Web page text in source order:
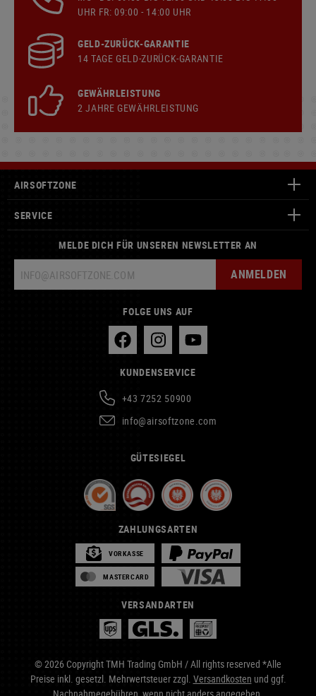
UHR FR: 09:00 - 14:00 UHR
GELD-ZURÜCK-GARANTIE
14 TAGE GELD-ZURÜCK-GARANTIE
GEWÄHRLEISTUNG
2 JAHRE GEWÄHRLEISTUNG
AIRSOFTZONE
SERVICE
MELDE DICH FÜR UNSEREN NEWSLETTER AN
ANMELDEN
FOLGE UNS AUF
KUNDENSERVICE
+43 7252 50900
info@airsoftzone.com
GÜTESIEGEL
ZAHLUNGSARTEN
VORKASSE
MASTERCARD
VERSANDARTEN
© 2026 Copyright TMH Trading GmbH / All rights reserved *Alle
Preise inkl. gesetzl. Mehrwertsteuer zzgl. Versandkosten und ggf.